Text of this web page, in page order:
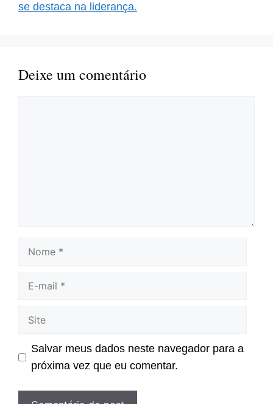
se destaca na liderança.
Deixe um comentário
Nome
Site
Salvar meus dados neste navegador para a
próxima vez que eu comentar.